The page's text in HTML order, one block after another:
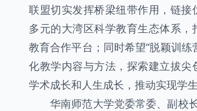
联盟切实发挥桥梁纽带作用，链
多元的大湾区科学教育生态体系
教育合作平台；同时希望“脱颖训
化教学内容与方法，探索建立拔
学术成长和人生成长，推动实现学
华南师范大学党委常委、副校